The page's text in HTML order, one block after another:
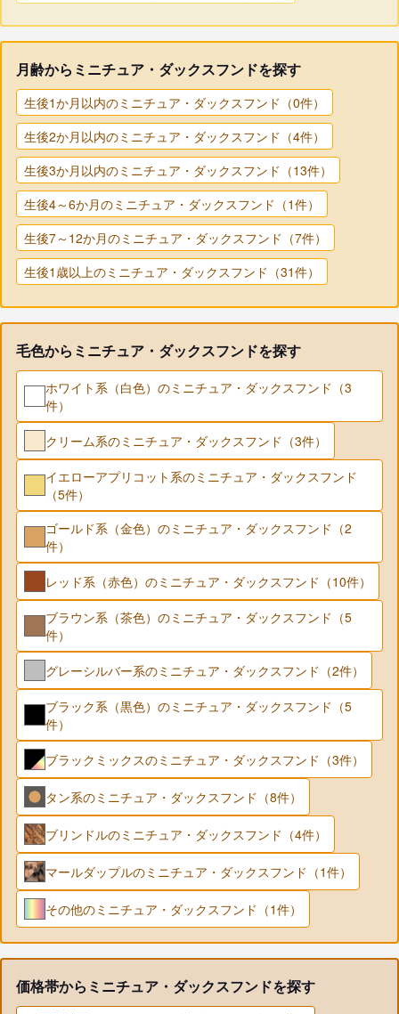
月齢からミニチュア・ダックスフンドを探す
生後1か月以内のミニチュア・ダックスフンド（0件）
生後2か月以内のミニチュア・ダックスフンド（4件）
生後3か月以内のミニチュア・ダックスフンド（13件）
生後4～6か月のミニチュア・ダックスフンド（1件）
生後7～12か月のミニチュア・ダックスフンド（7件）
生後1歳以上のミニチュア・ダックスフンド（31件）
毛色からミニチュア・ダックスフンドを探す
ホワイト系（白色）のミニチュア・ダックスフンド（3
件）
クリーム系のミニチュア・ダックスフンド（3件）
イエローアプリコット系のミニチュア・ダックスフンド
（5件）
ゴールド系（金色）のミニチュア・ダックスフンド（2
件）
レッド系（赤色）のミニチュア・ダックスフンド（10件）
ブラウン系（茶色）のミニチュア・ダックスフンド（5
件）
グレーシルバー系のミニチュア・ダックスフンド（2件）
ブラック系（黒色）のミニチュア・ダックスフンド（5
件）
ブラックミックスのミニチュア・ダックスフンド（3件）
タン系のミニチュア・ダックスフンド（8件）
ブリンドルのミニチュア・ダックスフンド（4件）
マールダップルのミニチュア・ダックスフンド（1件）
その他のミニチュア・ダックスフンド（1件）
価格帯からミニチュア・ダックスフンドを探す